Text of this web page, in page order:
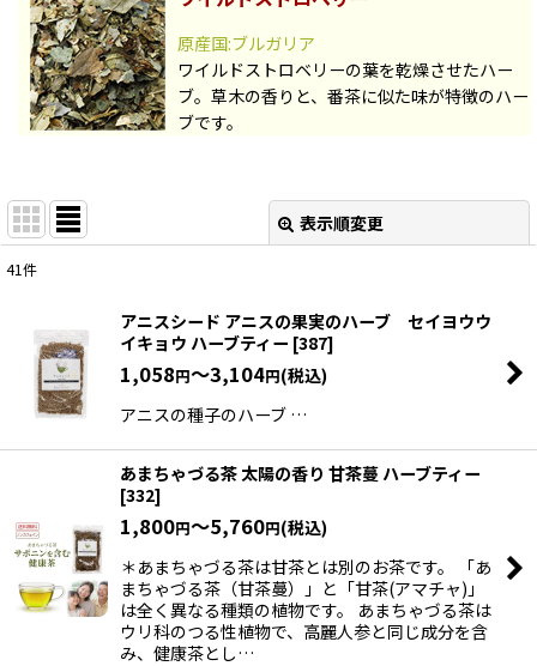
原産国:ブルガリア
ワイルドストロベリーの葉を乾燥させたハー
ブ。草木の香りと、番茶に似た味が特徴のハー
ブです。
表示順変更
並び順:
絞り込む
41件
アニスシード アニスの果実のハーブ セイヨウウ
イキョウ ハーブティー [387]
1,058円～3,104円(税込)
アニスの種子のハーブ …
あまちゃづる茶 太陽の香り 甘茶蔓 ハーブティー
[332]
1,800円～5,760円(税込)
＊あまちゃづる茶は甘茶とは別のお茶です。 「あ
まちゃづる茶（甘茶蔓）」と「甘茶(アマチャ)」
は全く異なる種類の植物です。 あまちゃづる茶は
ウリ科のつる性植物で、高麗人参と同じ成分を含
み、健康茶とし…